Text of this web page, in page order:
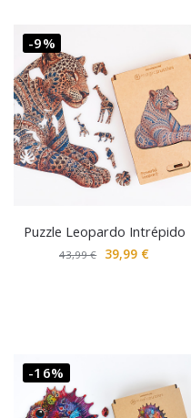
-9%
Puzzle Leopardo Intrépido
43,99€ 39,99 €
-16%